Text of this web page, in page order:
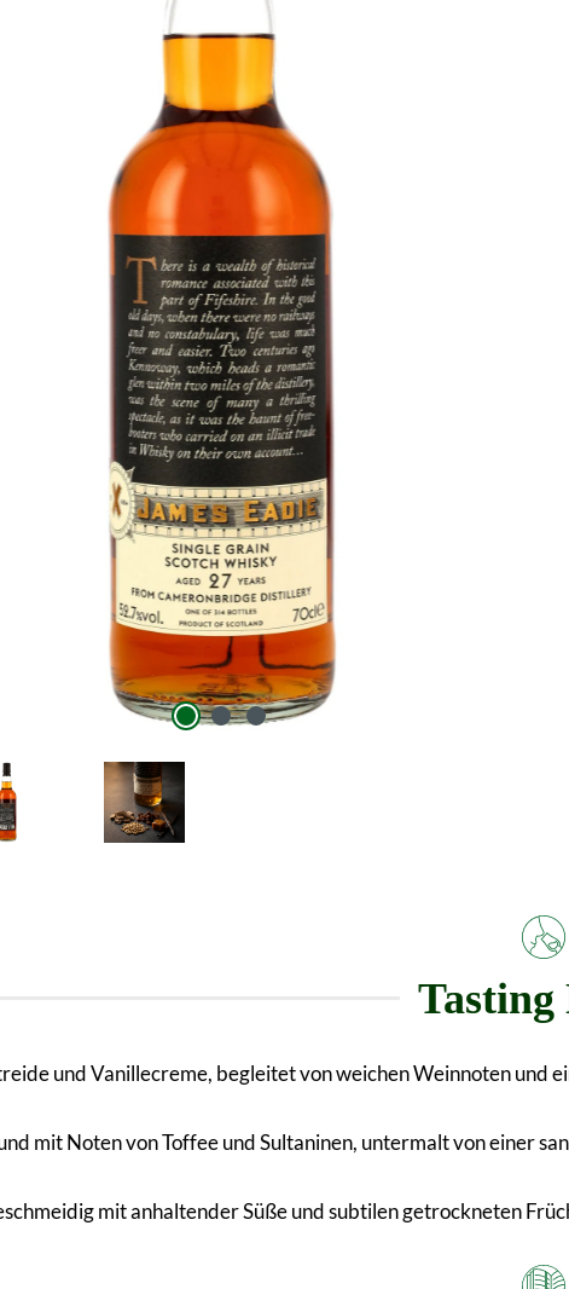
Tasting
und Vanillecreme, begleitet von weichen Weinnoten und
mit Noten von Toffee und Sultaninen, untermalt von einer
mit anhaltender Süße und subtilen getrockneten